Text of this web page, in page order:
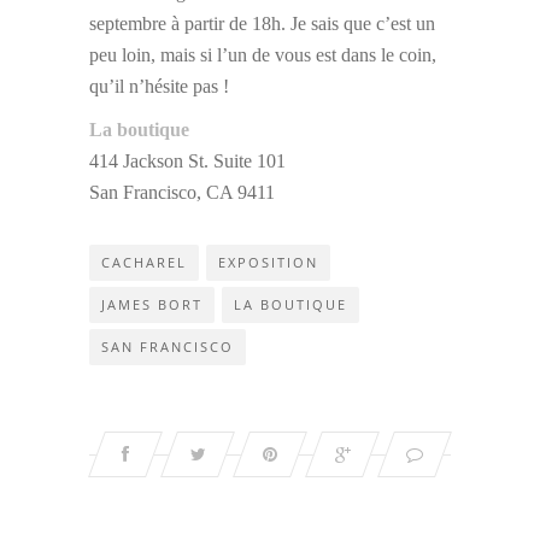
septembre à partir de 18h. Je sais que c’est un
peu loin, mais si l’un de vous est dans le coin,
qu’il n’hésite pas !
La boutique
414 Jackson St. Suite 101
San Francisco, CA 9411
CACHAREL EXPOSITION
JAMES BORT LA BOUTIQUE
SAN FRANCISCO